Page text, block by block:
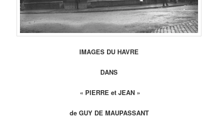
IMAGES DU HAVRE
DANS
« PIERRE et JEAN »
de GUY DE MAUPASSANT